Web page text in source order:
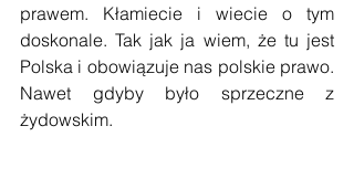
prawem. Kłamiecie i wiecie o tym
doskonale. Tak jak ja wiem, że tu jest
Polska i obowiązuje nas polskie prawo.
Nawet gdyby było sprzeczne z
żydowskim.